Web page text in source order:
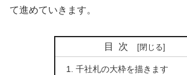
て進めていきます。
目次
千社札の大枠を描きます